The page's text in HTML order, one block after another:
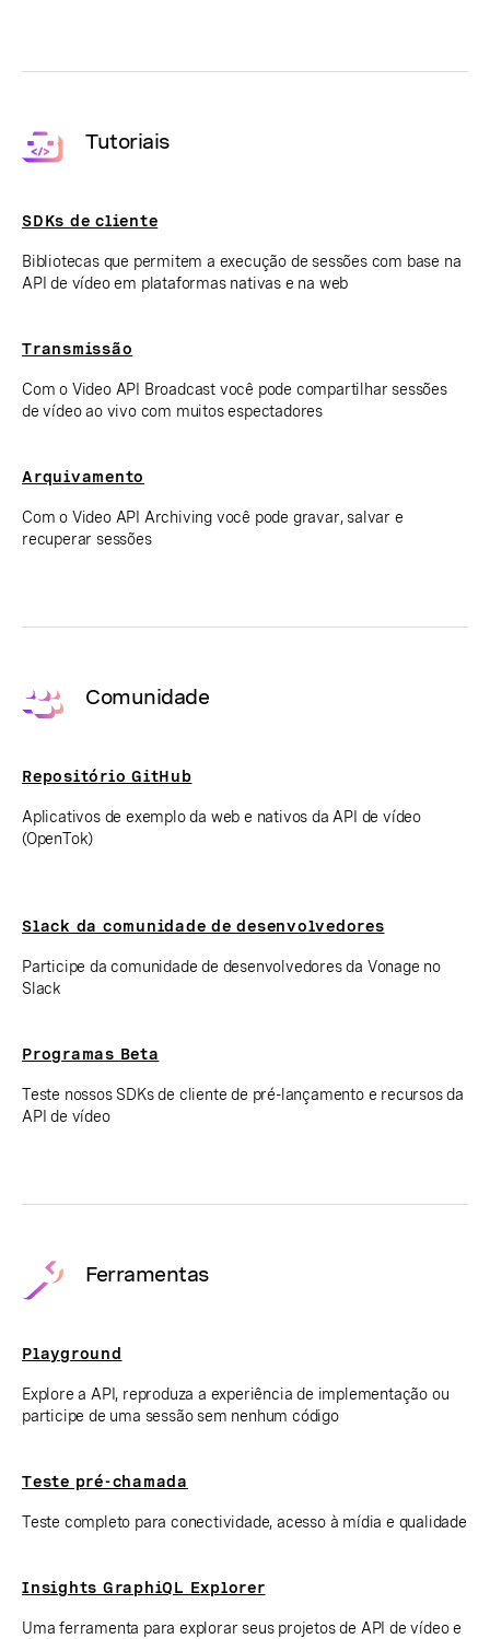
Tutoriais
SDKs de cliente
Bibliotecas que permitem a execução de sessões com base na
API de vídeo em plataformas nativas e na web
Transmissão
Com o Video API Broadcast você pode compartilhar sessões
de vídeo ao vivo com muitos espectadores
Arquivamento
Com o Video API Archiving você pode gravar, salvar e
recuperar sessões
Comunidade
Repositório GitHub
Aplicativos de exemplo da web e nativos da API de vídeo
(OpenTok)
Slack da comunidade de desenvolvedores
Participe da comunidade de desenvolvedores da Vonage no
Slack
Programas Beta
Teste nossos SDKs de cliente de pré-lançamento e recursos da
API de vídeo
Ferramentas
Playground
Explore a API, reproduza a experiência de implementação ou
participe de uma sessão sem nenhum código
Teste pré-chamada
Teste completo para conectividade, acesso à mídia e qualidade
Insights GraphiQL Explorer
Uma ferramenta para explorar seus projetos de API de vídeo e